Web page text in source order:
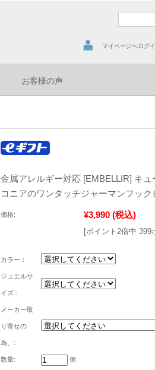
マイページへログ
お客様の声
金属アレルギー対応 [EMBELLIR] キュ
コニアのワンタッチジャーマンフック
価格: ¥3,990 (税込)
[ポイント2倍中 399
カラー：
ジュエルサ
イズ：
メーカー取
り寄せの
為、:
数量: 個